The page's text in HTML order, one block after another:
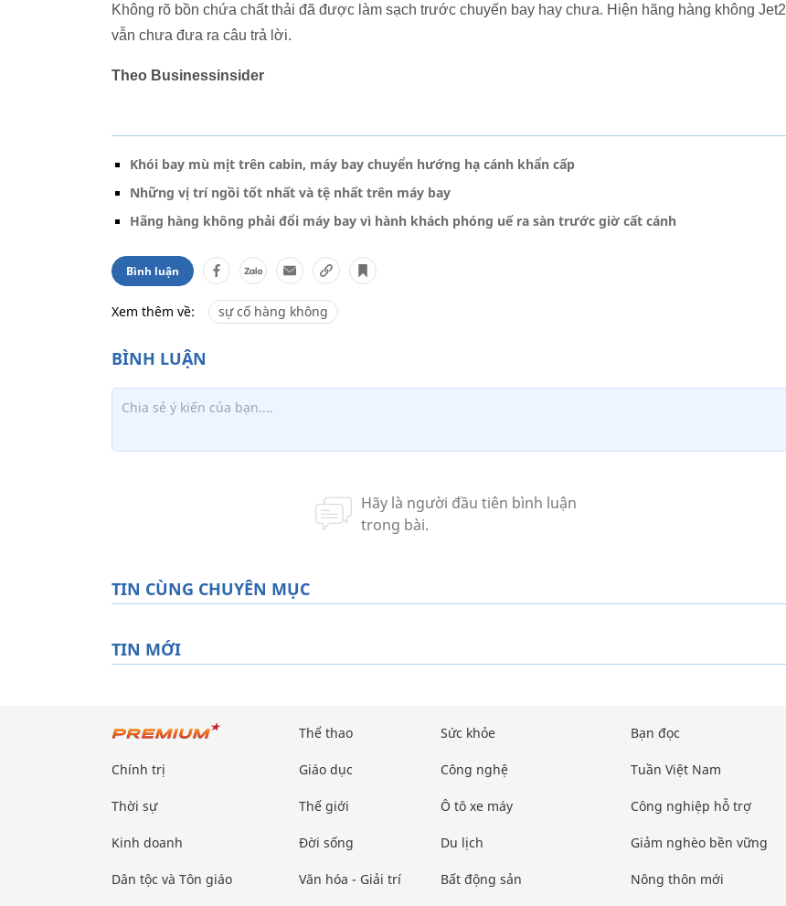
Không rõ bồn chứa chất thải đã được làm sạch trước chuyến bay hay chưa. Hiện hãng hàng không Jet2
vẫn chưa đưa ra câu trả lời.
Theo Businessinsider
Khói bay mù mịt trên cabin, máy bay chuyển hướng hạ cánh khẩn cấp
Những vị trí ngồi tốt nhất và tệ nhất trên máy bay
Hãng hàng không phải đổi máy bay vì hành khách phóng uế ra sàn trước giờ cất cánh
Bình luận
Xem thêm về: sự cố hàng không
TIN CÙNG CHUYÊN MỤC
TIN MỚI
Chính trị
Thời sự
Kinh doanh
Dân tộc và Tôn giáo
Thể thao
Giáo dục
Thế giới
Đời sống
Văn hóa - Giải trí
Sức khỏe
Công nghệ
Ô tô xe máy
Du lịch
Bất động sản
Bạn đọc
Tuần Việt Nam
Công nghiệp hỗ trợ
Giảm nghèo bền vững
Nông thôn mới